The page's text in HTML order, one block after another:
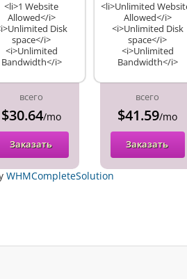
<li>1 Website
Allowed</i>
Disk
space</i>
<i>Unlimited
Bandwidth</i>
всего
$30.64/mo
Заказать
<li>Unlimited
Allowed</i>
<i>Unlimited Disk
space</i>
<i>Unlimited
Bandwidth</i>
всего
$41.59/mo
Заказать
WHMCompleteSolution